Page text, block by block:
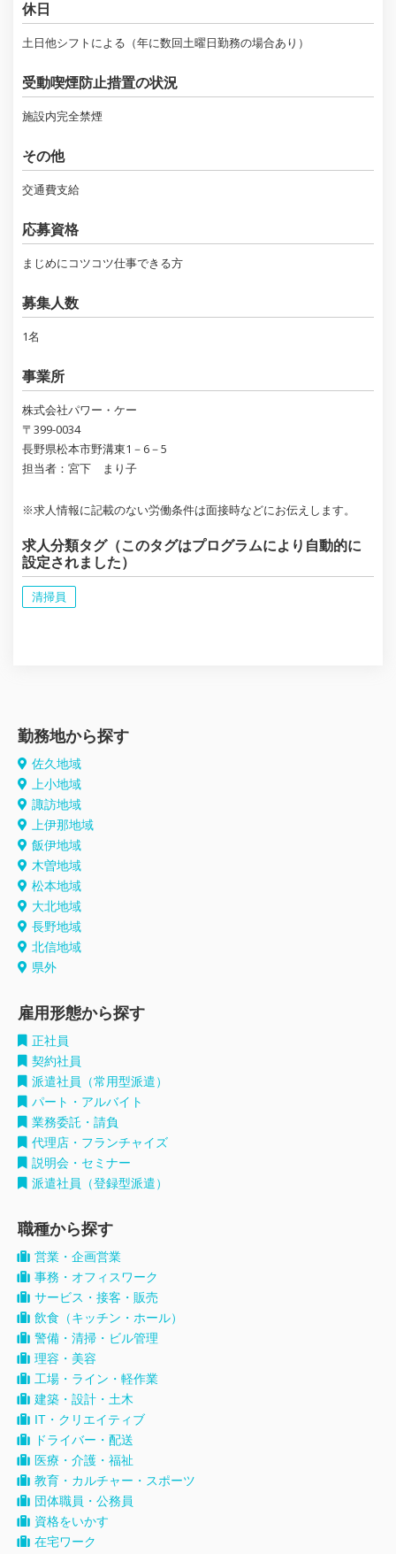
休日
土日他シフトによる（年に数回土曜日勤務の場合あり）
受動喫煙防止措置の状況
施設内完全禁煙
その他
交通費支給
応募資格
まじめにコツコツ仕事できる方
募集人数
1名
事業所
株式会社パワー・ケー
〒399-0034
長野県松本市野溝東1－6－5
担当者：宮下 まり子
※求人情報に記載のない労働条件は面接時などにお伝えします。
求人分類タグ（このタグはプログラムにより自動的に
設定されました）
清掃員
勤務地から探す
佐久地域
上小地域
諏訪地域
上伊那地域
飯伊地域
木曽地域
松本地域
大北地域
長野地域
北信地域
県外
雇用形態から探す
正社員
契約社員
派遣社員（常用型派遣）
パート・アルバイト
業務委託・請負
代理店・フランチャイズ
説明会・セミナー
派遣社員（登録型派遣）
職種から探す
営業・企画営業
事務・オフィスワーク
サービス・接客・販売
飲食（キッチン・ホール）
警備・清掃・ビル管理
理容・美容
工場・ライン・軽作業
建築・設計・土木
IT・クリエイティブ
ドライバー・配送
医療・介護・福祉
教育・カルチャー・スポーツ
団体職員・公務員
資格をいかす
在宅ワーク